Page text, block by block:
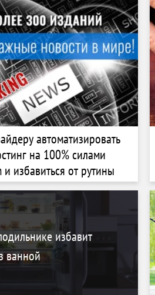
автоматизировать
на 100% силами
и избавиться от рутины
избавит
ванной